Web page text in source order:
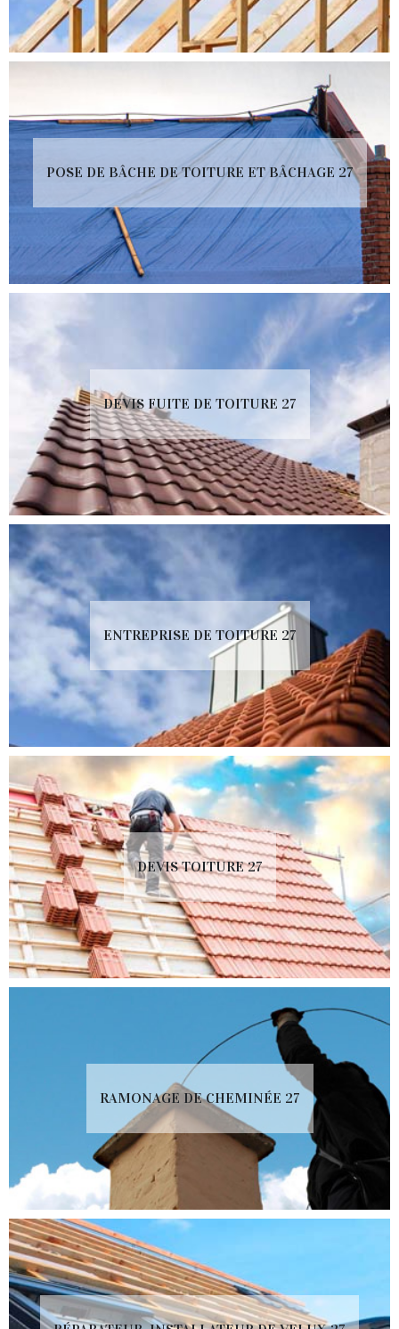
POSE DE BÂCHE DE TOITURE ET BÂCHAGE 27
DEVIS FUITE DE TOITURE 27
ENTREPRISE DE TOITURE 27
DEVIS TOITURE 27
RAMONAGE DE CHEMINÉE 27